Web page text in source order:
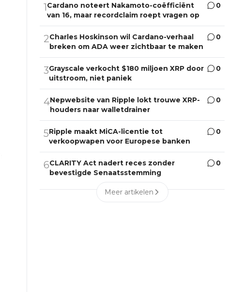
1Cardano noteert Nakamoto-coëfficiënt
van 16, maar recordclaim roept vragen op
0
2Charles Hoskinson wil Cardano-verhaal
breken om ADA weer zichtbaar te maken
0
3Grayscale verkocht $180 miljoen XRP door
uitstroom, niet paniek
0
4Nepwebsite van Ripple lokt trouwe XRP-
houders naar walletdrainer
0
5Ripple maakt MiCA-licentie tot
verkoopwapen voor Europese banken
0
6CLARITY Act nadert reces zonder
bevestigde Senaatsstemming
0
Meer artikelen